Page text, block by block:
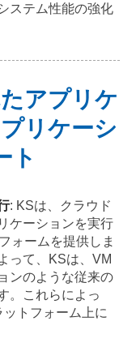
ステム性能の強化
アプリケ
リケーシ
ト
: KSは、クラウド
ケーションを実行
ォームを提供しま
って、KSは、VM
ンのような従来の
。これらによっ
トフォーム上に